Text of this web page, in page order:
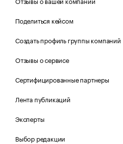
Поделиться кейсом
Создать профиль группы компаний
Отзывы о сервисе
Сертифицированные партнеры
Лента публикаций
Эксперты
Выбор редакции